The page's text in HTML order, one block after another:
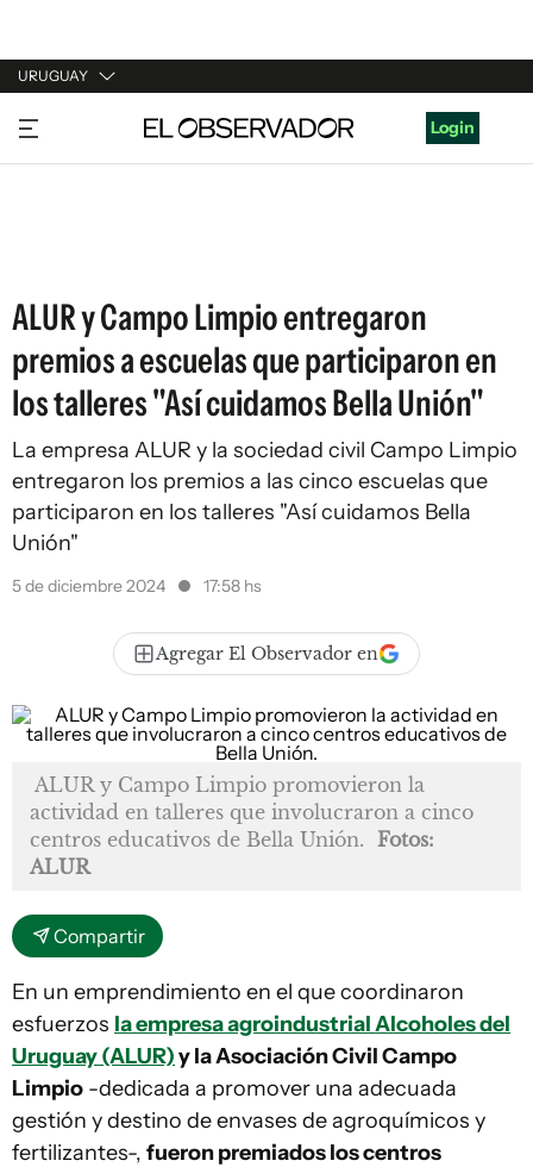
URUGUAY
URUGUAY
ARGENTINA
Login
ALUR y Campo Limpio entregaron
premios a escuelas que participaron en
los talleres "Así cuidamos Bella Unión"
La empresa ALUR y la sociedad civil Campo Limpio
entregaron los premios a las cinco escuelas que
participaron en los talleres "Así cuidamos Bella
Unión"
5 de diciembre 2024 17:58 hs
Agregar El Observador en
ALUR y Campo Limpio promovieron la
actividad en talleres que involucraron a cinco
centros educativos de Bella Unión. Fotos:
ALUR
Compartir
En un emprendimiento en el que coordinaron
esfuerzos la empresa agroindustrial Alcoholes del
Uruguay (ALUR)y la Asociación Civil Campo
Limpio -dedicada a promover una adecuada
gestión y destino de envases de agroquímicos y
fertilizantes-, fueron premiados los centros